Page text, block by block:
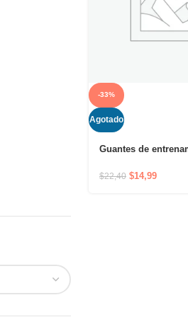
-33%
Agotado
Guantes de
muñequeras
$22,40 $14,99